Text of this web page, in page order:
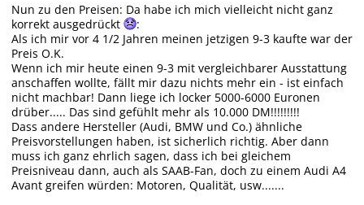
Nun zu den Preisen: Da habe ich mich vielleicht nicht ganz
korrekt ausgedrückt
:
Als ich mir vor 4 1/2 Jahren meinen jetzigen 9-3 kaufte war der
Preis O.K.
Wenn ich mir heute einen 9-3 mit vergleichbarer Ausstattung
anschaffen wollte, fällt mir dazu nichts mehr ein - ist einfach
nicht machbar! Dann liege ich locker 5000-6000 Euronen
drüber..... Das sind gefühlt mehr als 10.000 DM!!!!!!!!!
Dass andere Hersteller (Audi, BMW und Co.) ähnliche
Preisvorstellungen haben, ist sicherlich richtig. Aber dann
muss ich ganz ehrlich sagen, dass ich bei gleichem
Preisniveau dann, auch als SAAB-Fan, doch zu einem Audi A4
Avant greifen würden: Motoren, Qualität, usw.......